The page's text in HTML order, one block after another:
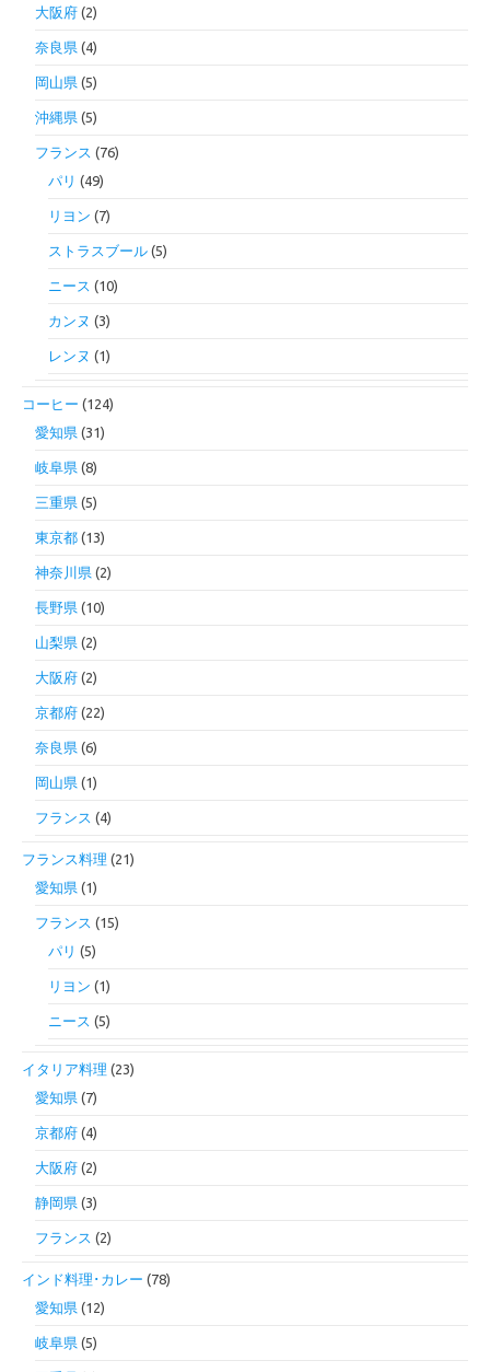
大阪府 (2)
奈良県 (4)
岡山県 (5)
沖縄県 (5)
フランス (76)
パリ (49)
リヨン (7)
ストラスブール (5)
ニース (10)
カンヌ (3)
レンヌ (1)
コーヒー (124)
愛知県 (31)
岐阜県 (8)
三重県 (5)
東京都 (13)
神奈川県 (2)
長野県 (10)
山梨県 (2)
大阪府 (2)
京都府 (22)
奈良県 (6)
岡山県 (1)
フランス (4)
フランス料理 (21)
愛知県 (1)
フランス (15)
パリ (5)
リヨン (1)
ニース (5)
イタリア料理 (23)
愛知県 (7)
京都府 (4)
大阪府 (2)
静岡県 (3)
フランス (2)
インド料理･カレー (78)
愛知県 (12)
岐阜県 (5)